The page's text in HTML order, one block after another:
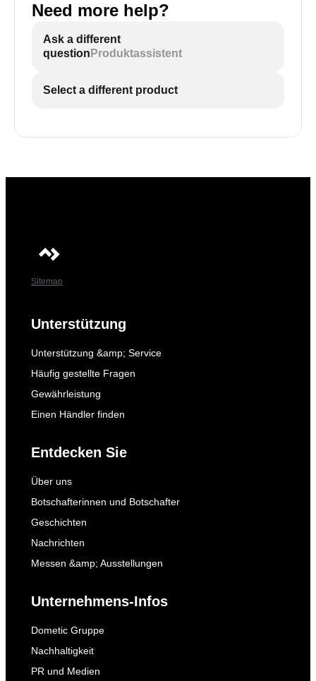
Need more help?
Ask a different
question Produktassistent
Select a different product
Sitemap
Unterstützung
Unterstützung &amp; Service
Häufig gestellte Fragen
Gewährleistung
Einen Händler finden
Entdecken Sie
Über uns
Botschafterinnen und Botschafter
Geschichten
Nachrichten
Messen &amp; Ausstellungen
Unternehmens-Infos
Dometic Gruppe
Nachhaltigkeit
PR und Medien